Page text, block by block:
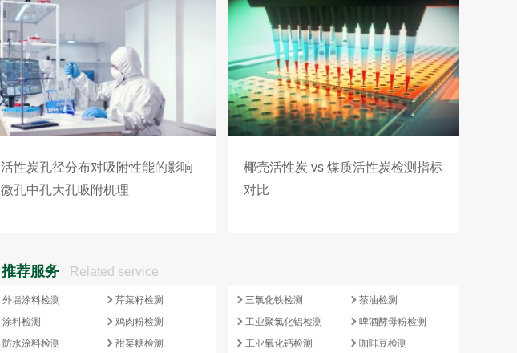
活性炭孔径分布对吸附性能的影响
微孔中孔大孔吸附机理
椰壳活性炭 vs 煤质活性炭检测指标
对比
推荐服务 Related service
外墙涂料检测
涂料检测
防水涂料检测
芹菜籽检测
鸡肉粉检测
甜菜糖检测
三氯化铁检测
工业聚氯化铝检测
工业氧化钙检测
茶油检测
啤酒酵母粉检测
咖啡豆检测